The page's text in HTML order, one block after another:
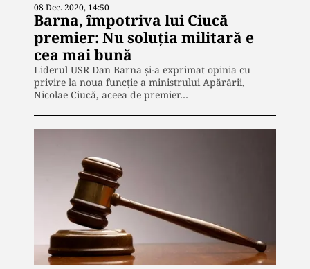
08 Dec. 2020, 14:50
Barna, împotriva lui Ciucă
premier: Nu soluția militară e
cea mai bună
Liderul USR Dan Barna și-a exprimat opinia cu
privire la noua funcție a ministrului Apărării,
Nicolae Ciucă, aceea de premier…